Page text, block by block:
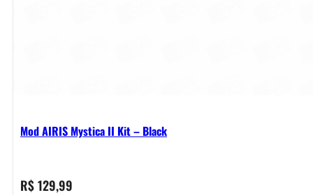
Mod AIRIS Mystica II Kit – Black
R$129,99